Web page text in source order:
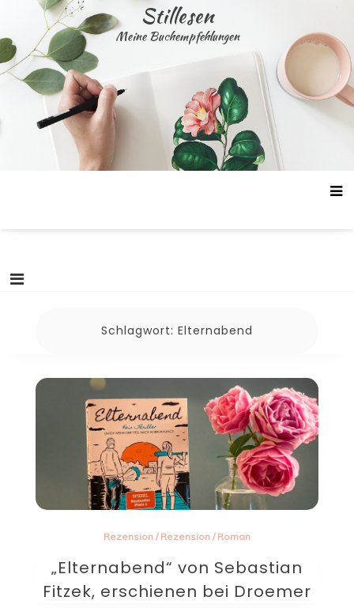
content
Stillesen
Meine Buchempfehlungen
Schlagwort: Elternabend
Rezension/ Rezension/ Roman
„Elternabend“ von Sebastian
Fitzek, erschienen bei Droemer